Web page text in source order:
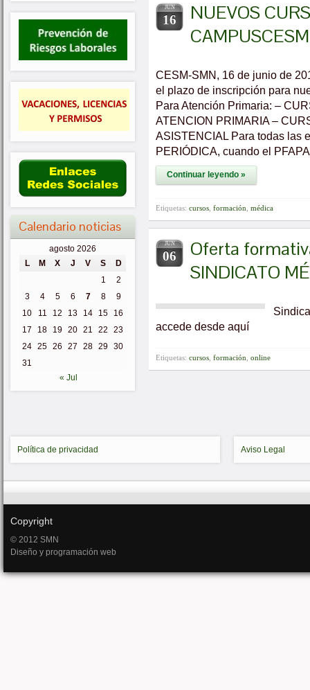
Calendario noticias
agosto 2026
L
M X J V S
D
1
2
3
4 5 6 7 8
9
10
11 12 13 14 15
16
17
18 19 20 21 22
23
24 25 26 27 28 29 30
31
« Jul
JUN
16
NUEVOS
CAMPUSCESM
CESM-SMN, 16 de junio de
el plazo de inscripción para
Para Atención Primaria: –
ATENCION PRIMARIA –
ASISTENCIAL Para todas las
PERIÓDICA, cuando el
Continuar leyendo »
Etiquetas: cursos formación médica
JUN
06
Oferta
SINDICATO
accede desde aquí
Etiquetas: cursos formación online
Política de privacidad Aviso Legal
Copyright
© 2012 SMN
Diseño y programación web